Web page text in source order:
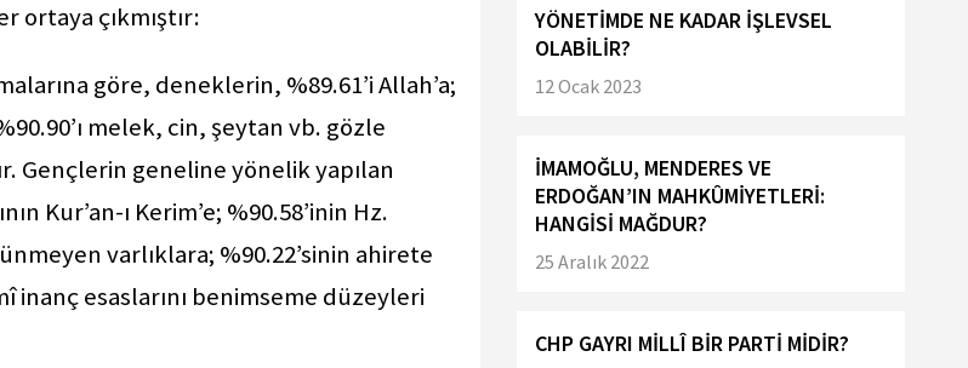
ortaya çıkmıştır:
göre, deneklerin, %89.61’i Allah’a;
melek, cin, şeytan vb. gözle
Gençlerin geneline yönelik yapılan
Kur’an-ı Kerim’e; %90.58’inin Hz.
varlıklara; %90.22’sinin ahirete
esaslarını benimseme düzeyleri
YÖNETİMDE NE KADAR İŞLEVSEL
OLABİLİR?
12 Ocak 2023
İMAMOĞLU, MENDERES VE
ERDOĞAN’IN MAHKÛMİYETLERİ:
HANGİSİ MAĞDUR?
25 Aralık 2022
CHP GAYRI MİLLÎ BİR PARTİ MİDİR?